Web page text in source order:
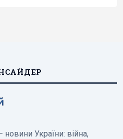
новини України: війна,